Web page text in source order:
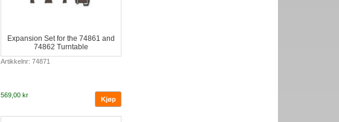
Expansion Set for the 74861 and
74862 Turntable
Artikkelnr: 74871
569,00 kr